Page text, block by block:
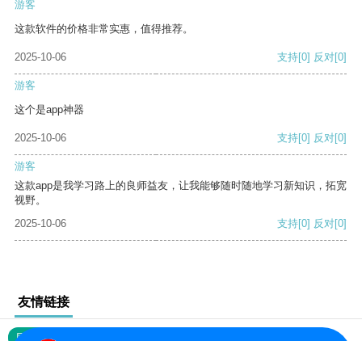
游客
这款软件的价格非常实惠，值得推荐。
2025-10-06 支持[0] 反对[0]
游客
这个是app神器
2025-10-06 支持[0] 反对[0]
游客
这款app是我学习路上的良师益友，让我能够随时随地学习新知识，拓宽
视野。
2025-10-06
支持[0] 反对[0]
友情链接
网站地图